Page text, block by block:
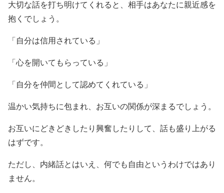
大切な話を打ち明けてくれると、相手はあなたに親近感を
抱くでしょう。
「自分は信用されている」
「心を開いてもらっている」
「自分を仲間として認めてくれている」
温かい気持ちに包まれ、お互いの関係が深まるでしょう。
お互いにどきどきしたり興奮したりして、話も盛り上がる
はずです。
ただし、内緒話とはいえ、何でも自由というわけではあり
ません。